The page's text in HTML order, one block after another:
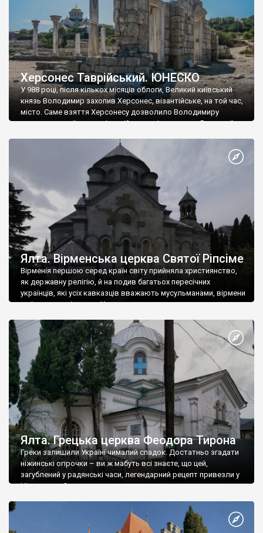
Херсонес Таврійський. ЮНЕСКО
У 988 році, після кількох місяців облоги, Великий київський
князь Володимир захопив Херсонес, візантійське, на той час,
місто. Саме взяття Херсонесу дозволило Володимиру
диктувати свої умови візантійському імператору Василю ІІ, та
Херсонесі Володимир-язичник, став Василем-християнином.
А потім було Хрещення Русі. На честь Херсонесу Таврійського
Ялта. Вірменська церква Святої Ріпсіме
Вірменія першою серед країн світу прийняла християнство,
як державну релігію, й на подив багатьох пересічних
українців, які усіх кавказців вважають мусульманами, вірмени
є відданими вірянами Христа
Ялта. Грецька церква Феодора Тирона
Греки залишили Україні чималий спадок. Достатньо згадати
ніжинські огірочки – ви ж мабуть всі знаєте, що цей,
загублений у радянські часи, легендарний рецепт привезли у
Ніжин греки?